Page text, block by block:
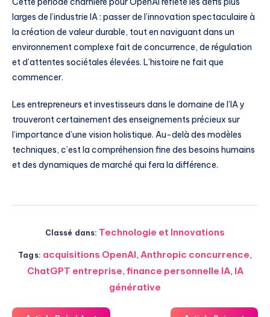
larges de l’industrie IA : passer de l’innovation spectaculaire à
la création de valeur durable, tout en naviguant dans un
environnement complexe fait de concurrence, de régulation
et d’attentes sociétales élevées. L’histoire ne fait que
commencer.
Les entrepreneurs et investisseurs dans le domaine de l’IA y
trouveront certainement des enseignements précieux sur
l’importance d’une vision holistique. Au-delà des modèles
techniques, c’est la compréhension fine des besoins humains
et des dynamiques de marché qui fera la différence.
Classé dans: Technologie et Innovations
Tags: acquisitions OpenAI, Anthropic concurrence,
ChatGPT entreprise, finance personnelle IA, IA
générative